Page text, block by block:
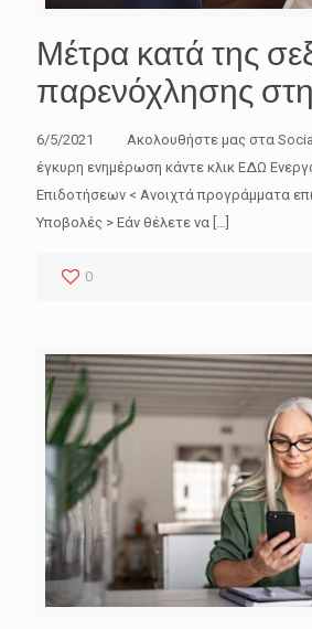
Μέτρα κατά της
παρενόχλησης
6/5/2021 Ακολουθήστε μας στα Social
έγκυρη ενημέρωση κάντε κλικ ΕΔΩ
Επιδοτήσεων < Ανοιχτά προγράμματα
Υποβολές > Εάν θέλετε να
0